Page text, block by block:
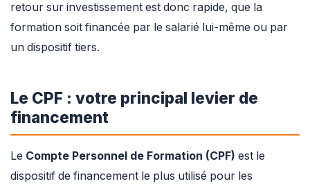
retour sur investissement est donc rapide, que la
formation soit financée par le salarié lui-même ou par
un dispositif tiers.
Le CPF : votre principal levier de
financement
Le Compte Personnel de Formation (CPF) est le
dispositif de financement le plus utilisé pour les